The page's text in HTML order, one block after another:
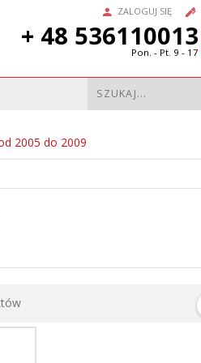
ZALOGUJ SIĘ
+ 48 536110013
Pon. - Pt. 9 - 17
2005 do 2009